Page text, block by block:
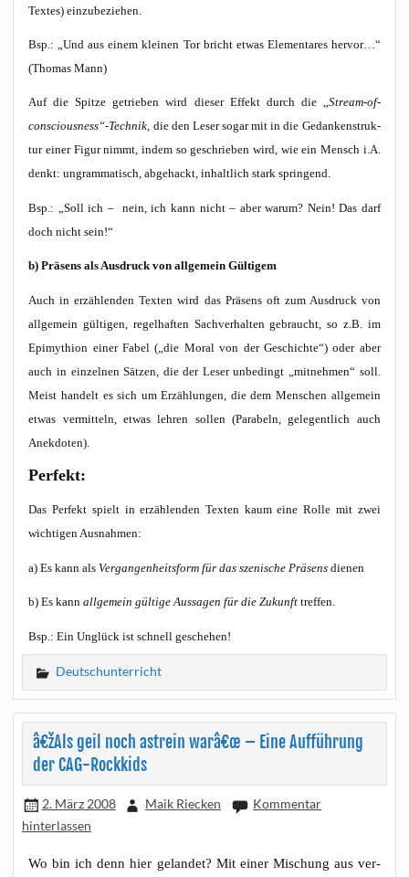
Tex­tes) einzubeziehen.
Bsp.: „Und aus einem klei­nen Tor bricht etwas Ele­men­ta­res her­vor…“
(Tho­mas Mann)
Auf die Spit­ze getrie­ben wird die­ser Effekt durch die „Stream-of-
consciousness“-Technik, die den Leser sogar mit in die Gedan­ken­struk­
tur einer Figur nimmt, indem so geschrie­ben wird, wie ein Mensch i.A.
denkt: ungram­ma­tisch, abge­hackt, inhalt­lich stark springend.
Bsp.: „Soll ich – nein, ich kann nicht – aber war­um? Nein! Das darf
doch nicht sein!“
b) Prä­sens als Aus­druck von all­ge­mein Gültigem
Auch in erzäh­len­den Tex­ten wird das Prä­sens oft zum Aus­druck von
all­ge­mein gül­ti­gen, regel­haf­ten Sach­ver­hal­ten gebraucht, so z.B. im
Epi­my­thion einer Fabel („die Moral von der Geschich­te“) oder aber
auch in ein­zel­nen Sät­zen, die der Leser unbe­dingt „mit­neh­men“ soll.
Meist han­delt es sich um Erzäh­lun­gen, die dem Men­schen all­ge­mein
etwas ver­mit­teln, etwas leh­ren sol­len (Para­beln, gele­gent­lich auch
Anekdoten).
Per­fekt:
Das Per­fekt spielt in erzäh­len­den Tex­ten kaum eine Rol­le mit zwei
wich­ti­gen Ausnahmen:
a) Es kann alsVer­gan­gen­heits­form für das sze­ni­sche Prä­sensdie­nen
b) Es kannall­ge­mein gül­ti­ge Aus­sa­gen für die Zukunft treffen.
Bsp.: Ein Unglück ist schnell geschehen!
Deutschunterricht
â€žAls geil noch astrein warâ€œ – Eine Aufführung
der CAG-Rockkids
2. März 2008 Maik Riecken
Kommentar
hinterlassen
Wo bin ich denn hier gelan­det? Mit einer Mischung aus ver­